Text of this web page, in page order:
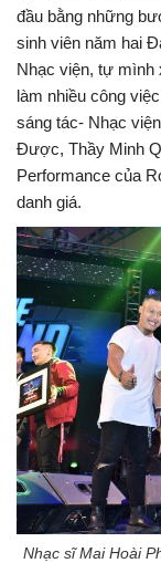
đầu bằng những
sinh viên năm hai
Nhạc viện, tự mình
làm nhiều công
sáng tác- Nhạc
Được, Thầy Minh
Performance của
danh giá.
Nhạc sĩ Mai Hoài